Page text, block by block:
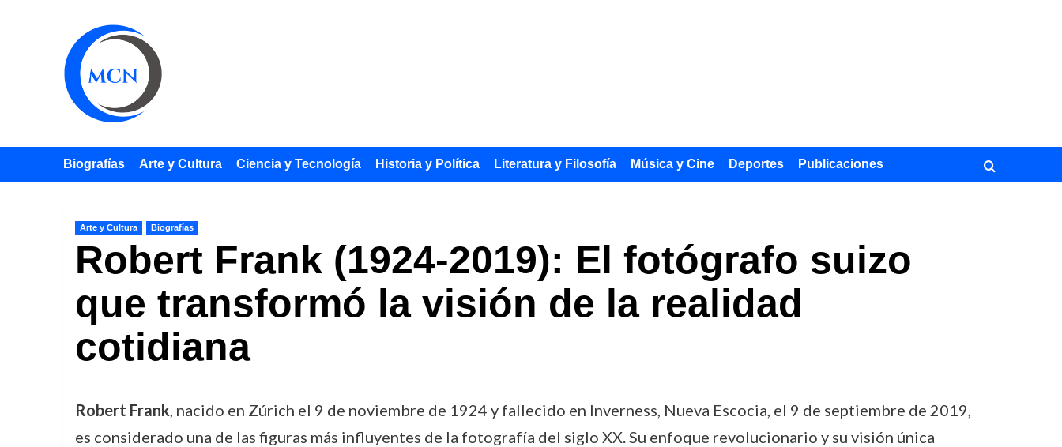
Biografías Arte y Cultura Ciencia y Tecnología Historia y Política Literatura y Filosofía Música y Cine Deportes Publicaciones
Arte y Cultura Biografías
Robert Frank (1924-2019): El fotógrafo suizo
que transformó la visión de la realidad
cotidiana
Robert Frank, nacido en Zúrich el 9 de noviembre de 1924 y fallecido en Inverness, Nueva Escocia, el 9 de septiembre de 2019,
es considerado una de las figuras más influyentes de la fotografía del siglo XX. Su enfoque revolucionario y su visión única